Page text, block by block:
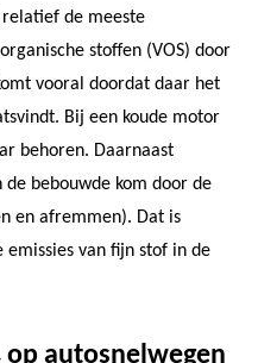
relatief de meeste
stoffen (VOS) door
vooral doordat daar het
Bij een koude motor
behoren. Daarnaast
bebouwde kom door de
en afremmen). Dat is
emissies van fijn stof in de
op autosnelwegen